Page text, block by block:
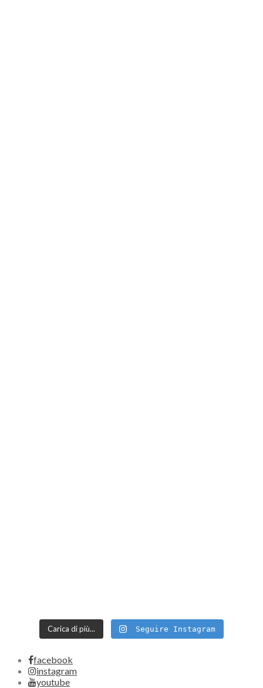
Carica di più... Seguire Instagram
facebook
instagram
youtube